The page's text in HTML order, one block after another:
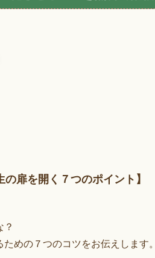
扉を開く７つのポイント】
？
めの７つのコツをお伝えします。